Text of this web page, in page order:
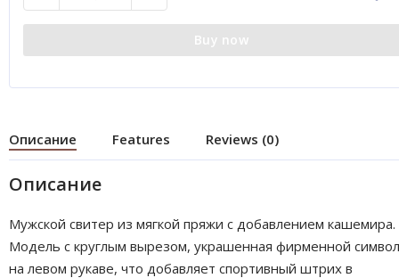
Buy now
Описание Features Reviews (0)
Описание
Мужской свитер из мягкой пряжи с добавлением кашемира.
Модель с круглым вырезом, украшенная фирменной
на левом рукаве, что добавляет спортивный штрих в